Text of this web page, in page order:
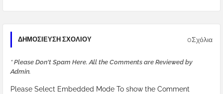
ΔΗΜΟΣΊΕΥΣΗ ΣΧΟΛΊΟΥ 0Σχόλια
* Please Don't Spam Here. All the Comments are Reviewed by
Admin.
Please Select Embedded Mode To show the Comment